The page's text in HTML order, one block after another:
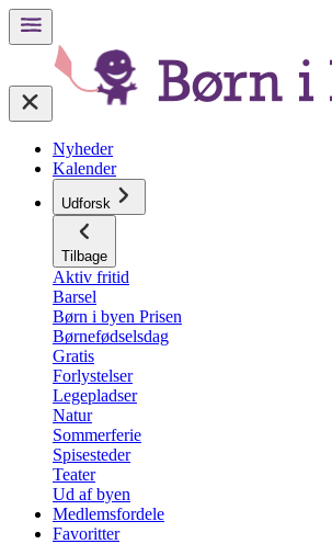
Nyheder
Kalender
Udforsk
Tilbage
Aktiv fritid
Barsel
Børn i byen Prisen
Børnefødselsdag
Gratis
Forlystelser
Legepladser
Natur
Sommerferie
Spisesteder
Teater
Ud af byen
Medlemsfordele
Favoritter